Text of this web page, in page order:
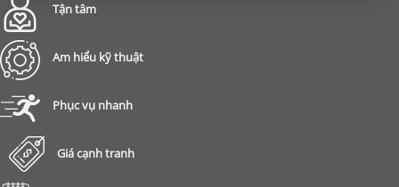
Tận tâm
Am hiểu kỹ thuật
Phục vụ nhanh
Giá cạnh tranh